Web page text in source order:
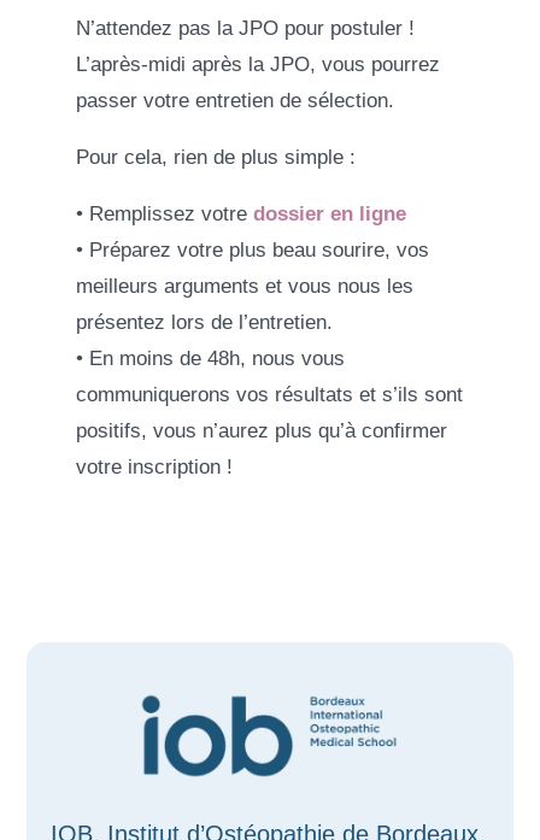
N’attendez pas la JPO pour postuler !
L’après-midi après la JPO, vous pourrez
passer votre entretien de sélection.
Pour cela, rien de plus simple :
• Remplissez votre dossier en ligne
• Préparez votre plus beau sourire, vos
meilleurs arguments et vous nous les
présentez lors de l’entretien.
• En moins de 48h, nous vous
communiquerons vos résultats et s’ils sont
positifs, vous n’aurez plus qu’à confirmer
votre inscription !
IOB, Institut d’Ostéopathie de Bordeaux,